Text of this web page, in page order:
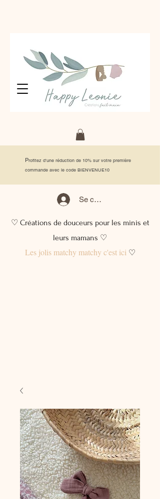
Profitez d'une réduction de 10% sur votre première
commande avec le code BIENVENUE10
Se connecter
♡ Créations de douceurs pour les minis et
leurs mamans ♡
Les jolis matchy matchy c'est ici♡